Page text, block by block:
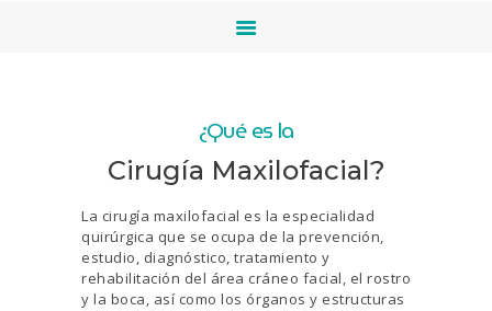
CIRUGÍA ORAL
LIPOPAPADA
TESTIMONIOS
BLOG
CONTÁCTANOS
¿Qué es la
Cirugía Maxilofacial?
La cirugía maxilofacial es la especialidad
quirúrgica que se ocupa de la prevención,
estudio, diagnóstico, tratamiento y
rehabilitación del área cráneo facial, el rostro
y la boca, así como los órganos y estructuras